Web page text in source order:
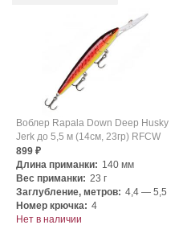
Воблер Rapala Down Deep Husky
Jerk до 5,5 м (14см, 23гр) RFCW
899 ₽
Длина приманки: 140 мм
Вес приманки: 23 г
Заглубление, метров: 4,4 — 5,5
Номер крючка: 4
Нет в наличии